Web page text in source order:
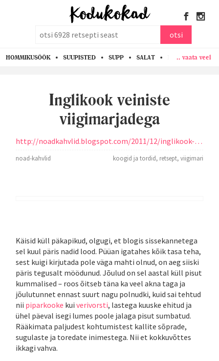
otsi
HOMMIKUSÖÖK SUUPISTED SUPP SALAT PASTA KANA
.. vaata veel
Inglikook veiniste
viigimarjadega
http://noadkahvlid.blogspot.com/2011/12/inglikook-veiniste-viigimarjadega.html
noad-kahvlid koogid ja tordid, retsept, viigimari
Käisid küll päkapikud, olgugi, et blogis sissekannetega
sel kuul päris nadid lood. Püüan igatahes kõik tasa teha,
sest kuigi kirjutada pole väga mahti olnud, on aeg siiski
päris tegusalt möödunud. Jõulud on sel aastal küll pisut
kummalised – roos õitseb täna ka veel akna taga ja
jõulutunnet ennast suurt nagu polnudki, kuid sai tehtud
nii piparkooke kui verivorsti, lastega kuuske ehitud ja
ühel päeval isegi lumes poole jalaga pisut sumbatud.
Rääkimata paljudest kohtumistest kallite sõprade,
sugulaste ja toredate inimestega. Nii et kokkuvõttes
ikkagi vahva.